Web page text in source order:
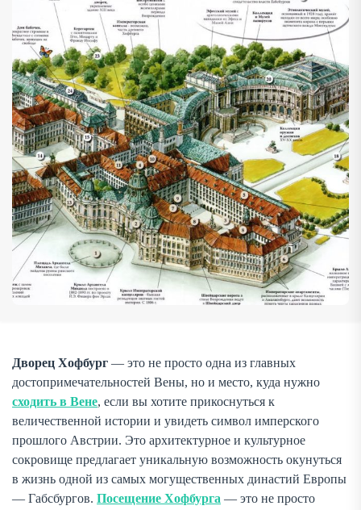
прошлого Австрии. Это архитектурное и культурное
сокровище предлагает уникальную возможность
окунуться в жизнь одной из самых могущественных
династий Европы — Габсбургов. Посещение Хофбурга —
это […]
Дворец Хофбург — это не просто одна из главных
достопримечательностей Вены, но и место, куда нужно
сходить в Вене, если вы хотите прикоснуться к
величественной истории и увидеть символ имперского
прошлого Австрии. Это архитектурное и культурное
сокровище предлагает уникальную возможность окунуться
в жизнь одной из самых могущественных династий Европы
— Габсбургов. Посещение Хофбурга — это не просто